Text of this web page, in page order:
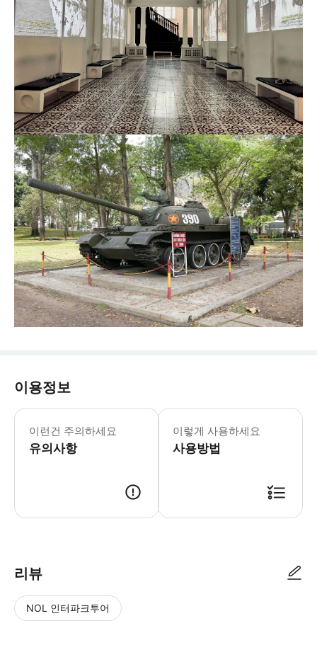
이용정보
이런건 주의하세요
유의사항
통일궁 월요일-일요일: 08:30-15:30
* 호치민의 가장 상징적인 랜드마크
이렇게 사용하세요
사용방법
리뷰
NOL 인터파크투어